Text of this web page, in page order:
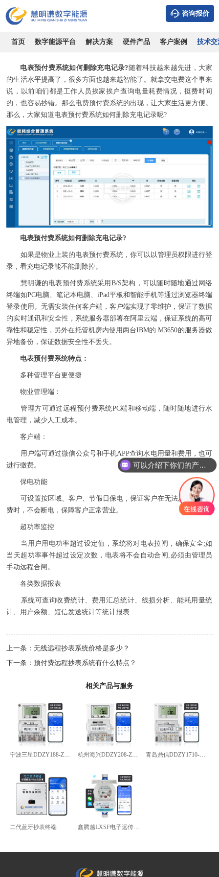
咨询报价
首页 数字能源平台 解决方案 硬件产品 客户案例 技术交
电表预付费系统如何删除充电记录？
时间：2026-08-08 浏览：13115 作者：admin
电表预付费系统如何删除充电记录? 随着科技越来越先进，大家
的生活水平提高了，很多方面也越来越智能了。就拿交电费这个事来
说，以前咱们都是工作人员挨家挨户查询电量耗费情况，挺费时间
的，也容易抄错。那么电费预付费系统的出现，让大家生活更方便。
那么，大家知道电表预付费系统如何删除充电记录呢?
电表预付费系统如何删除充电记录?
如果是物业上装的电表预付费系统，你可以以管理员权限进行登
录，看充电记录能不能删除掉。
慧明谦的电表预付费系统采用B/S架构，可以随时随地通过网络
终端如PC电脑、笔记本电脑、iPad平板和智能手机等通过浏览器终端
登录使用。无需安装任何客户端，客户端实现了零维护，保证了数据
的实时通讯和安全性，系统服务器部署在阿里云端，保证系统的高可
靠性和稳定性，另外在托管机房内使用两台IBM的 M3650的服务器做
异地备份，保证数据安全性不丢失。
电表预付费系统特点：
多种管理平台更便捷
物业管理端：
管理方可通过远程预付费系统PC端和移动端，随时随地进行水
电管理，减少人工成本。
客户端：
用户端可通过微信公众号和手机APP查询水电用量和费用，也可
进行缴费。
保电功能
可设置按区域、客户、节假日保电，保证客户在无法及时充值电
费时，不会断电，保障客户正常营业。
超功率监控
当用户用电功率超过设定值，系统将对电表拉闸，确保安全;如
当天超功率事件超过设定次数，电表将不会自动合闸,必须由管理员
手动远程合闸。
各类数据报表
系统可查询收费统计、费用汇总统计、线损分析、能耗用量统
计、用户余额、短信发送统计等统计报表
上一条：无线远程抄表系统价格是多少？
下一条：预付费远程抄表系统有什么特点？
相关产品与服务
宁波三星DDZY188-Z型4G通讯智能电能表杭州海兴DDZY208-Z型RS485通讯智能电能表
青岛鼎信DDZY1710-Z型单
二代蓝牙抄表终端 鑫腾越LXSF电子远传智能水表
可以介绍下你们的产品么